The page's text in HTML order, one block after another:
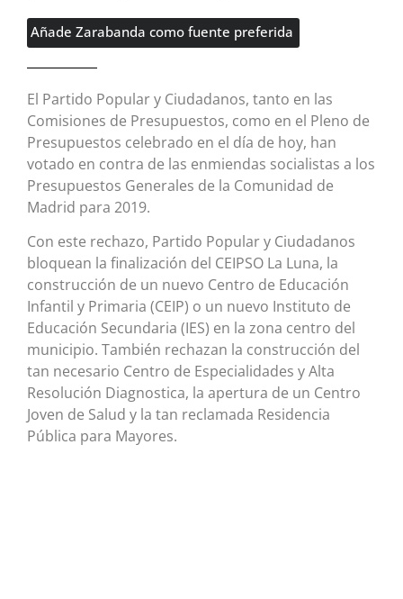
Añade Zarabanda como fuente preferida
El Partido Popular y Ciudadanos, tanto en las
Comisiones de Presupuestos, como en el Pleno de
Presupuestos celebrado en el día de hoy, han
votado en contra de las enmiendas socialistas a los
Presupuestos Generales de la Comunidad de
Madrid para 2019.
Con este rechazo, Partido Popular y Ciudadanos
bloquean la finalización del CEIPSO La Luna, la
construcción de un nuevo Centro de Educación
Infantil y Primaria (CEIP) o un nuevo Instituto de
Educación Secundaria (IES) en la zona centro del
municipio. También rechazan la construcción del
tan necesario Centro de Especialidades y Alta
Resolución Diagnostica, la apertura de un Centro
Joven de Salud y la tan reclamada Residencia
Pública para Mayores.